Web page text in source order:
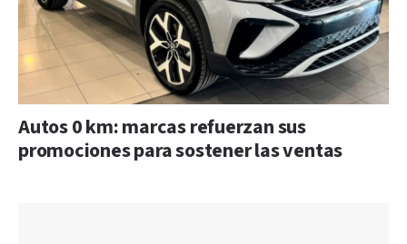
Autos 0 km: marcas refuerzan sus
promociones para sostener las ventas